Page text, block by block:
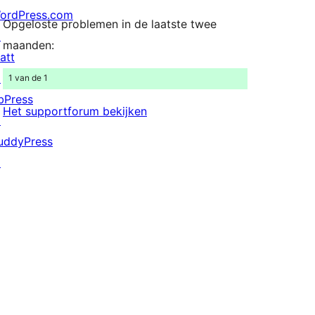
Opgeloste problemen in de laatste twee
maanden:
1 van de 1
Het supportforum bekijken